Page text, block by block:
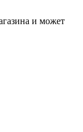
и может